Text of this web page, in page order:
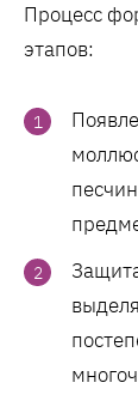
Процесс
этапов: